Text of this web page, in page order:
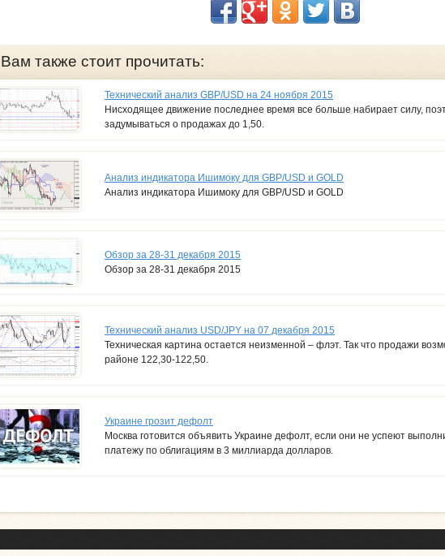
Вам также стоит прочитать:
Технический анализ GBP/USD на 24 ноября 2015
Нисходящее движение последнее время все больше набирает силу,
задумываться о продажах до 1,50.
Анализ индикатора Ишимоку для GBP/USD и GOLD
Анализ индикатора Ишимоку для GBP/USD и GOLD
Обзор за 28-31 декабря 2015
Обзор за 28-31 декабря 2015
Технический анализ USD/JPY на 07 декабря 2015
Техническая картина остается неизменной – флэт. Так что продажи
районе 122,30-122,50.
Украине грозит дефолт
Москва готовится объявить Украине дефолт, если они не успеют
платежу по облигациям в 3 миллиарда долларов.